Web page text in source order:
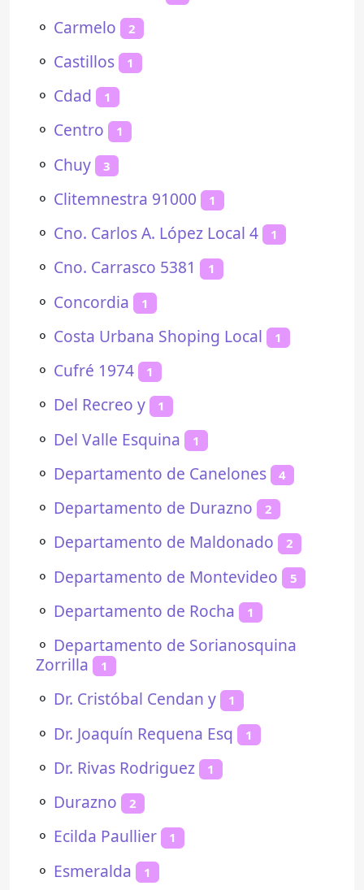
⚬ Carmelo 2
⚬ Castillos 1
⚬ Cdad 1
⚬ Centro 1
⚬ Chuy 3
⚬ Clitemnestra 91000 1
⚬ Cno. Carlos A. López Local 4 1
⚬ Cno. Carrasco 5381 1
⚬ Concordia 1
⚬ Costa Urbana Shoping Local 1
⚬ Cufré 1974 1
⚬ Del Recreo y 1
⚬ Del Valle Esquina 1
⚬ Departamento de Canelones 4
⚬ Departamento de Durazno 2
⚬ Departamento de Maldonado 2
⚬ Departamento de Montevideo 5
⚬ Departamento de Rocha 1
⚬ Departamento de Sorianosquina
Zorrilla
1
⚬ Dr. Cristóbal Cendan y 1
⚬ Dr. Joaquín Requena Esq 1
⚬ Dr. Rivas Rodriguez 1
⚬ Durazno 2
⚬ Ecilda Paullier 1
⚬ Esmeralda 1